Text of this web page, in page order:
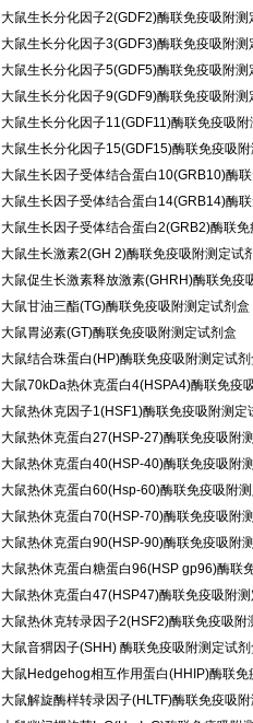
大鼠生长分化因子2(GDF2)酶联免疫吸附测
大鼠生长分化因子3(GDF3)酶联免疫吸附测
大鼠生长分化因子5(GDF5)酶联免疫吸附测
大鼠生长分化因子9(GDF9)酶联免疫吸附测
大鼠生长分化因子11(GDF11)酶联免疫吸附
大鼠生长分化因子15(GDF15)酶联免疫吸
大鼠生长因子受体结合蛋白10(GRB10)酶
大鼠生长因子受体结合蛋白14(GRB14)酶
大鼠生长因子受体结合蛋白2(GRB2)酶联
大鼠生长激素2(GH 2)酶联免疫吸附测定试
大鼠促生长激素释放激素(GHRH)酶联免疫
大鼠甘油三酯(TG)酶联免疫吸附测定试剂盒
大鼠胃泌素(GT)酶联免疫吸附测定试剂盒
大鼠结合珠蛋白(HP)酶联免疫吸附测定试剂
大鼠70kDa热休克蛋白4(HSPA4)酶联免疫
大鼠热休克因子1(HSF1)酶联免疫吸附测定
大鼠热休克蛋白27(HSP-27)酶联免疫吸附
大鼠热休克蛋白40(HSP-40)酶联免疫吸附
大鼠热休克蛋白60(Hsp-60)酶联免疫吸附
大鼠热休克蛋白70(HSP-70)酶联免疫吸附
大鼠热休克蛋白90(HSP-90)酶联免疫吸附
大鼠热休克蛋白糖蛋白96(HSP gp96)酶联
大鼠热休克蛋白47(HSP47)酶联免疫吸附测
大鼠热休克转录因子2(HSF2)酶联免疫吸附
大鼠音猬因子(SHH) 酶联免疫吸附测定试剂
大鼠Hedgehog相互作用蛋白(HHIP)酶联免
大鼠解旋酶样转录因子(HLTF)酶联免疫吸